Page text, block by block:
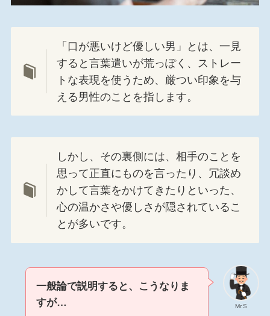
「口が悪いけど優しい男」とは、一見
すると言葉遣いが荒っぽく、ストレー
トな表現を使うため、厳つい印象を与
える男性のことを指します。
しかし、その裏側には、相手のことを
思って正直にものを言ったり、冗談め
かして言葉をかけてきたりといった、
心の温かさや優しさが隠されているこ
とが多いです。
Mr.S
一般論で説明すると、こうなりま
すが…